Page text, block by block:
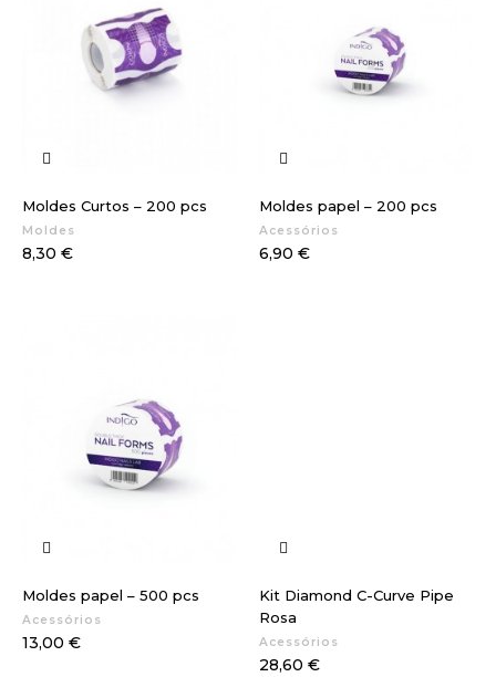
Moldes Curtos – 200 pcs
Moldes
Preço
8,30 €
Moldes papel – 200 pcs
Acessórios
Preço
6,90 €
Moldes papel – 500 pcs
Acessórios
Preço
13,00 €
Kit Diamond C-Curve Pipe
Rosa
Acessórios
Preço
28,60 €